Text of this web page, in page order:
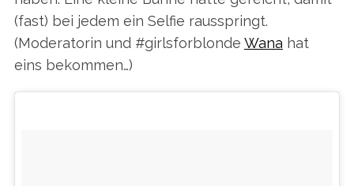
(fast) bei jedem ein Selfie rausspringt.
(Moderatorin und #girlsforblonde Wana hat
eins bekommen…)